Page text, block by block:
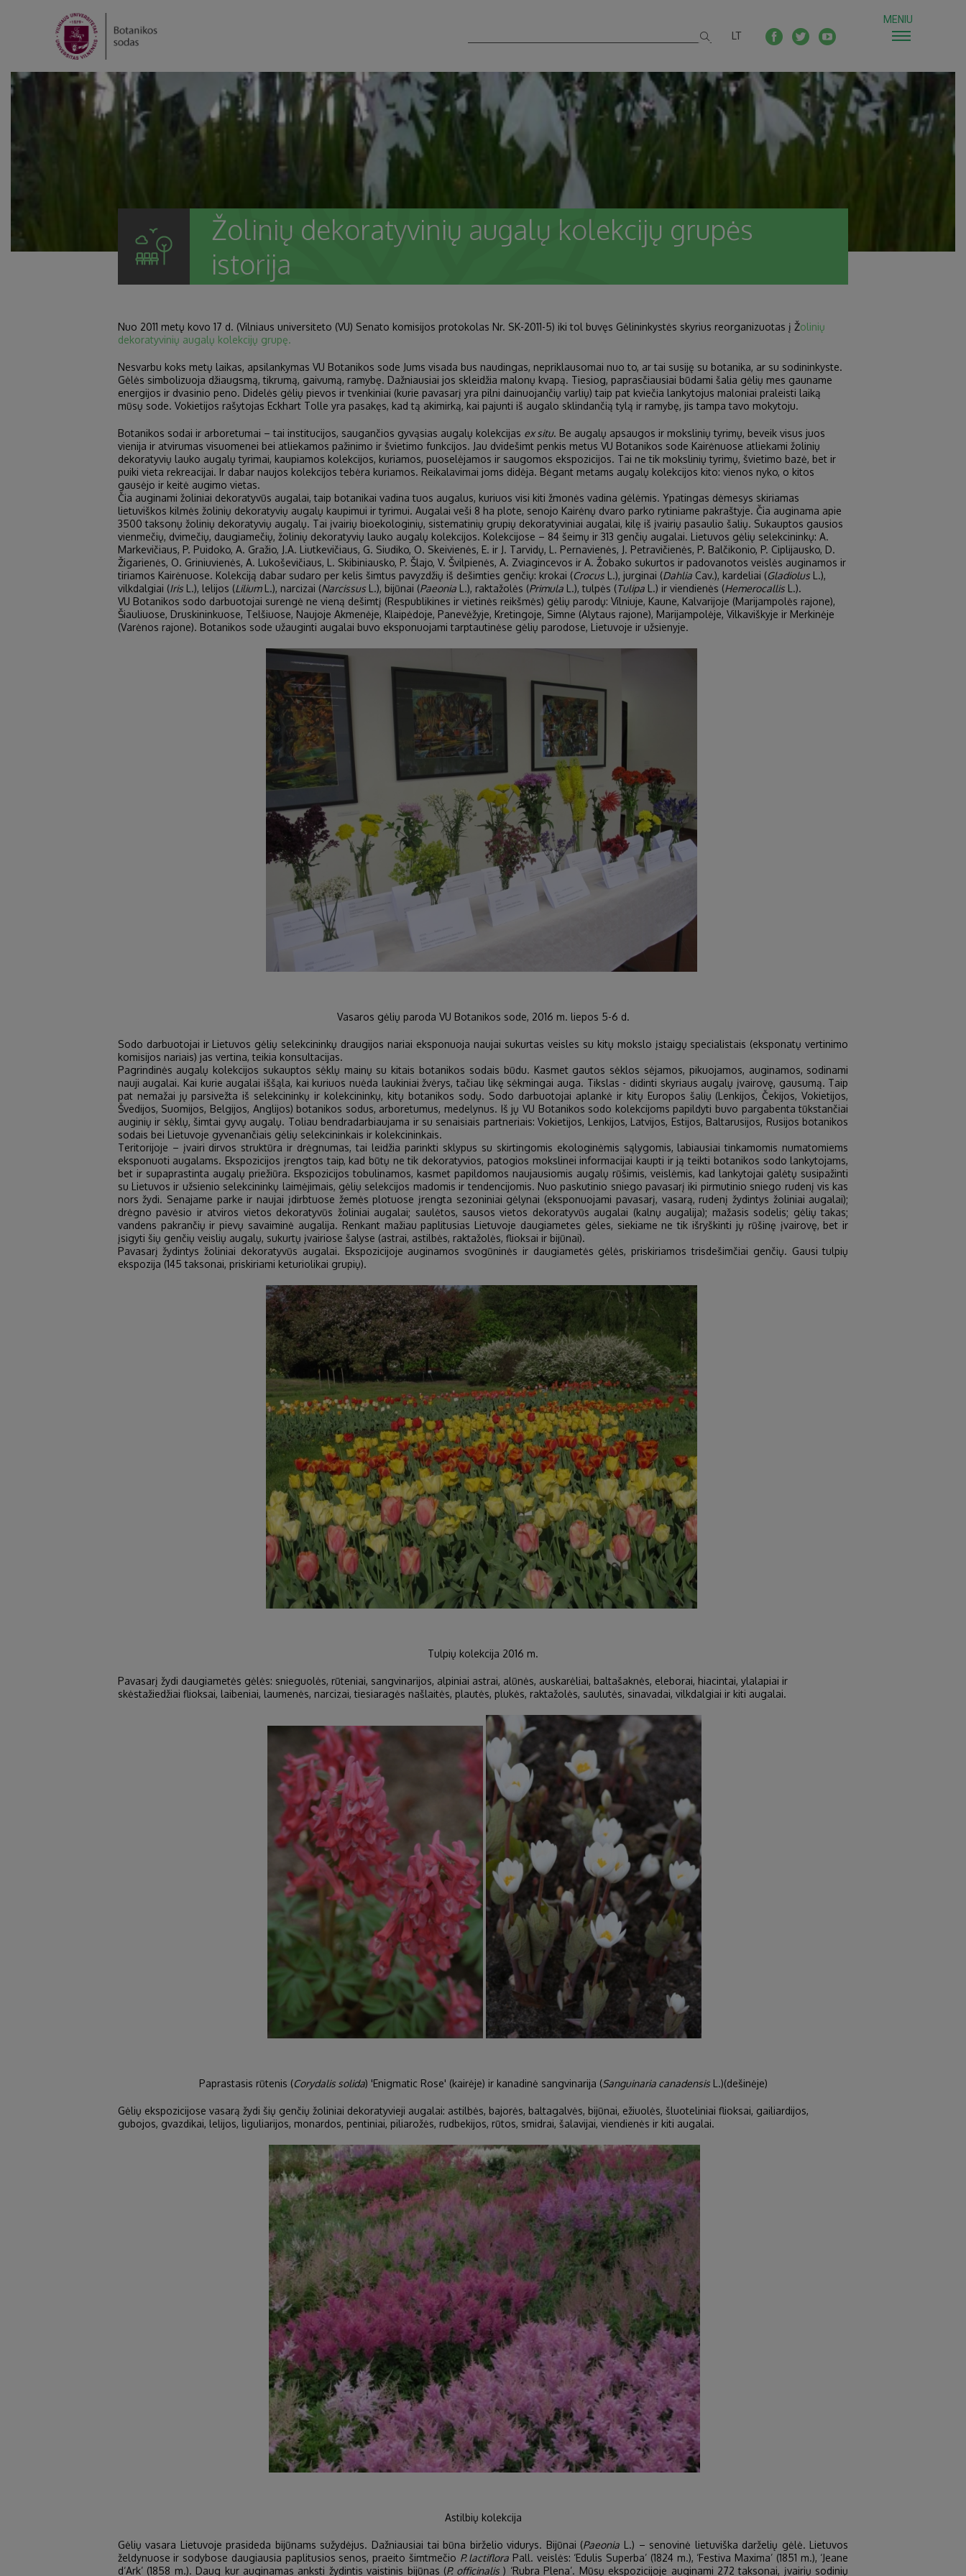
LT
MENIU
Žolinių dekoratyvinių augalų kolekcijų grupės
istorija
Nuo 2011 metų kovo 17 d. (Vilniaus universiteto (VU) Senato komisijos protokolas Nr. SK-2011-5) iki tol buvęs Gėlininkystės skyrius reorganizuotas į Žolinių
dekoratyvinių augalų kolekcijų grupę.
Nesvarbu koks metų laikas, apsilankymas VU Botanikos sode Jums visada bus naudingas, nepriklausomai nuo to, ar tai susiję su botanika, ar su sodininkyste.
Gėlės simbolizuoja džiaugsmą, tikrumą, gaivumą, ramybę. Dažniausiai jos skleidžia malonų kvapą. Tiesiog, paprasčiausiai būdami šalia gėlių mes gauname
energijos ir dvasinio peno. Didelės gėlių pievos ir tvenkiniai (kurie pavasarį yra pilni dainuojančių varlių) taip pat kviečia lankytojus maloniai praleisti laiką
mūsų sode. Vokietijos rašytojas Eckhart Tolle yra pasakęs, kad tą akimirką, kai pajunti iš augalo sklindančią tylą ir ramybę, jis tampa tavo mokytoju.
Botanikos sodai ir arboretumai – tai institucijos, saugančios gyvąsias augalų kolekcijas ex situ. Be augalų apsaugos ir mokslinių tyrimų, beveik visus juos
vienija ir atvirumas visuomenei bei atliekamos pažinimo ir švietimo funkcijos. Jau dvidešimt penkis metus VU Botanikos sode Kairėnuose atliekami žolinių
dekoratyvių lauko augalų tyrimai, kaupiamos kolekcijos, kuriamos, puoselėjamos ir saugomos ekspozicijos. Tai ne tik mokslinių tyrimų, švietimo bazė, bet ir
puiki vieta rekreacijai. Ir dabar naujos kolekcijos tebėra kuriamos. Reikalavimai joms didėja. Bėgant metams augalų kolekcijos kito: vienos nyko, o kitos
gausėjo ir keitė augimo vietas.
Čia auginami žoliniai dekoratyvūs augalai, taip botanikai vadina tuos augalus, kuriuos visi kiti žmonės vadina gėlėmis. Ypatingas dėmesys skiriamas
lietuviškos kilmės žolinių dekoratyvių augalų kaupimui ir tyrimui. Augalai veši 8 ha plote, senojo Kairėnų dvaro parko rytiniame pakraštyje. Čia auginama apie
3500 taksonų žolinių dekoratyvių augalų. Tai įvairių bioekologinių, sistematinių grupių dekoratyviniai augalai, kilę iš įvairių pasaulio šalių. Sukauptos gausios
vienmečių, dvimečių, daugiamečių, žolinių dekoratyvių lauko augalų kolekcijos. Kolekcijose – 84 šeimų ir 313 genčių augalai. Lietuvos gėlių selekcininkų: A.
Markevičiaus, P. Puidoko, A. Gražio, J.A. Liutkevičiaus, G. Siudiko, O. Skeivienės, E. ir J. Tarvidų, L. Pernavienės, J. Petravičienės, P. Balčikonio, P. Ciplijausko, D.
Žigarienės, O. Griniuvienės, A. Lukoševičiaus, L. Skibiniausko, P. Šlajo, V. Švilpienės, A. Zviagincevos ir A. Žobako sukurtos ir padovanotos veislės auginamos ir
tiriamos Kairėnuose. Kolekciją dabar sudaro per kelis šimtus pavyzdžių iš dešimties genčių: krokai (CrocusL.), jurginai (DahliaCav.), kardeliai (GladiolusL.),
vilkdalgiai (IrisL.), lelijos (LiliumL.), narcizai (NarcissusL.), bijūnai (PaeoniaL.), raktažolės (PrimulaL.), tulpės (TulipaL.) ir viendienės (HemerocallisL.).
VU Botanikos sodo darbuotojai surengė ne vieną dešimtį (Respublikines ir vietinės reikšmės) gėlių parodų: Vilniuje, Kaune, Kalvarijoje (Marijampolės rajone),
Šiauliuose, Druskininkuose, Telšiuose, Naujoje Akmenėje, Klaipėdoje, Panevėžyje, Kretingoje, Simne (Alytaus rajone), Marijampolėje, Vilkaviškyje ir Merkinėje
(Varėnos rajone). Botanikos sode užauginti augalai buvo eksponuojami tarptautinėse gėlių parodose, Lietuvoje ir užsienyje.
Vasaros gėlių paroda VU Botanikos sode, 2016 m. liepos 5-6 d.
Sodo darbuotojai ir Lietuvos gėlių selekcininkų draugijos nariai eksponuoja naujai sukurtas veisles su kitų mokslo įstaigų specialistais (eksponatų vertinimo
komisijos nariais) jas vertina, teikia konsultacijas.
Pagrindinės augalų kolekcijos sukauptos sėklų mainų su kitais botanikos sodais būdu. Kasmet gautos sėklos sėjamos, pikuojamos, auginamos, sodinami
nauji augalai. Kai kurie augalai iššąla, kai kuriuos nuėda laukiniai žvėrys, tačiau likę sėkmingai auga. Tikslas - didinti skyriaus augalų įvairovę, gausumą. Taip
pat nemažai jų parsivežta iš selekcininkų ir kolekcininkų, kitų botanikos sodų. Sodo darbuotojai aplankė ir kitų Europos šalių (Lenkijos, Čekijos, Vokietijos,
Švedijos, Suomijos, Belgijos, Anglijos) botanikos sodus, arboretumus, medelynus. Iš jų VU Botanikos sodo kolekcijoms papildyti buvo pargabenta tūkstančiai
auginių ir sėklų, šimtai gyvų augalų. Toliau bendradarbiaujama ir su senaisiais partneriais: Vokietijos, Lenkijos, Latvijos, Estijos, Baltarusijos, Rusijos botanikos
sodais bei Lietuvoje gyvenančiais gėlių selekcininkais ir kolekcininkais.
Teritorijoje – įvairi dirvos struktūra ir drėgnumas, tai leidžia parinkti sklypus su skirtingomis ekologinėmis sąlygomis, labiausiai tinkamomis numatomiems
eksponuoti augalams. Ekspozicijos įrengtos taip, kad būtų ne tik dekoratyvios, patogios mokslinei informacijai kaupti ir ją teikti botanikos sodo lankytojams,
bet ir supaprastinta augalų priežiūra. Ekspozicijos tobulinamos, kasmet papildomos naujausiomis augalų rūšimis, veislėmis, kad lankytojai galėtų susipažinti
su Lietuvos ir užsienio selekcininkų laimėjimais, gėlių selekcijos madomis ir tendencijomis. Nuo paskutinio sniego pavasarį iki pirmutinio sniego rudenį vis kas
nors žydi. Senajame parke ir naujai įdirbtuose žemės plotuose įrengta sezoniniai gėlynai (eksponuojami pavasarį, vasarą, rudenį žydintys žoliniai augalai);
drėgno pavėsio ir atviros vietos dekoratyvūs žoliniai augalai; saulėtos, sausos vietos dekoratyvūs augalai (kalnų augalija); mažasis sodelis; gėlių takas;
vandens pakrančių ir pievų savaiminė augalija. Renkant mažiau paplitusias Lietuvoje daugiametes gėles, siekiame ne tik išryškinti jų rūšinę įvairovę, bet ir
įsigyti šių genčių veislių augalų, sukurtų įvairiose šalyse (astrai, astilbės, raktažolės, flioksai ir bijūnai).
Pavasarį žydintys žoliniai dekoratyvūs augalai. Ekspozicijoje auginamos svogūninės ir daugiametės gėlės, priskiriamos trisdešimčiai genčių. Gausi tulpių
ekspozija (145 taksonai, priskiriami keturiolikai grupių).
Tulpių kolekcija 2016 m.
Pavasarį žydi daugiametės gėlės: snieguolės, rūteniai, sangvinarijos, alpiniai astrai, alūnės, auskarėliai, baltašaknės, eleborai, hiacintai, ylalapiai ir
skėstažiedžiai flioksai, laibeniai, laumenės, narcizai, tiesiaragės našlaitės, plautės, plukės, raktažolės, saulutės, sinavadai, vilkdalgiai ir kiti augalai.
Paprastasis rūtenis (Corydalis solida) 'Enigmatic Rose' (kairėje) ir kanadinė sangvinarija (Sanguinaria canadensisL.)(dešinėje)
Gėlių ekspozicijose vasarą žydi šių genčių žoliniai dekoratyvieji augalai: astilbės, bajorės, baltagalvės, bijūnai, ežiuolės, šluoteliniai flioksai, gailiardijos,
gubojos, gvazdikai, lelijos, liguliarijos, monardos, pentiniai, piliarožės, rudbekijos, rūtos, smidrai, šalavijai, viendienės ir kiti augalai.
Astilbių kolekcija
Gėlių vasara Lietuvoje prasideda bijūnams sužydėjus. Dažniausiai tai būna birželio vidurys. Bijūnai (Paeonia L.) – senovinė lietuviška darželių gėlė. Lietuvos
želdynuose ir sodybose daugiausia paplitusios senos, praeito šimtmečio P. lactiflora Pall. veislės: ‘Edulis Superba’ (1824 m.), ‘Festiva Maxima’ (1851 m.), ‘Jeane
d‘Ark’ (1858 m.). Daug kur auginamas anksti žydintis vaistinis bijūnas (P. officinalis) ‘Rubra Plena’. Mūsų ekspozicijoje auginami 272 taksonai, įvairių sodinių